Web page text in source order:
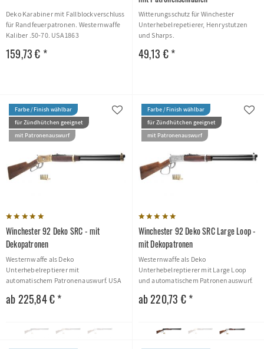
Deko Karabiner mit Fallblockverschluss
für Randfeuerpatronen. Westernwaffe
Kaliber .50-70. USA 1863
159,73 € *
Witterungsschutz für Winchester
Unterhebelrepetierer, Henrystutzen
und Sharps.
49,13 € *
Farbe / Finish wählbar
für Zündhütchen geeignet
mit Patronenauswurf
Winchester 92 Deko SRC - mit
Dekopatronen
Westernwaffe als Deko
Unterhebelreptierer mit
automatischem Patronenauswurf. USA
ab 225,84 € *
Farbe / Finish wählbar
für Zündhütchen geeignet
mit Patronenauswurf
Winchester 92 Deko SRC Large Loop -
mit Dekopatronen
Westernwaffe als Deko
Unterhebelreptierer mit Large Loop
und automatischem Patronenauswurf.
ab 220,73 € *